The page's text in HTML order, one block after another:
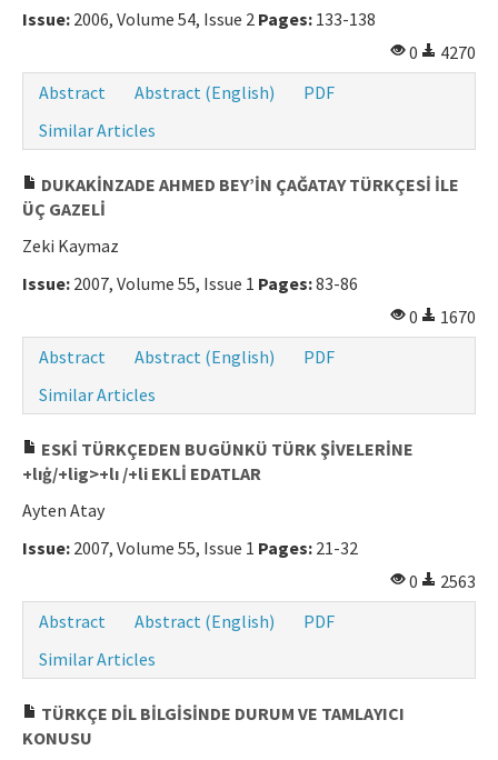
Issue: 2006, Volume 54, Issue 2 Pages: 133-138
0
4270
Abstract
Abstract (English)
PDF
Similar Articles
DUKAKİNZADE AHMED BEY’İN ÇAĞATAY TÜRKÇESİ İLE
ÜÇ GAZELİ
Zeki Kaymaz
Issue: 2007, Volume 55, Issue 1 Pages:83-86
0
1670
Abstract
Abstract (English)
PDF
Similar Articles
ESKİ TÜRKÇEDEN BUGÜNKÜ TÜRK ŞİVELERİNE
+lıġ/+lig>+lı /+li EKLİ EDATLAR
Ayten Atay
Issue: 2007, Volume 55, Issue 1 Pages: 21-32
0
2563
Abstract
Abstract (English)
PDF
Similar Articles
TÜRKÇE DİL BİLGİSİNDE DURUM VE TAMLAYICI
KONUSU